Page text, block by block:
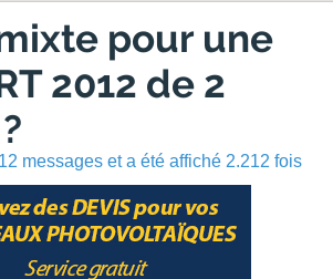
pour une
2012 de 2
messages et a été affiché 2.212 fois